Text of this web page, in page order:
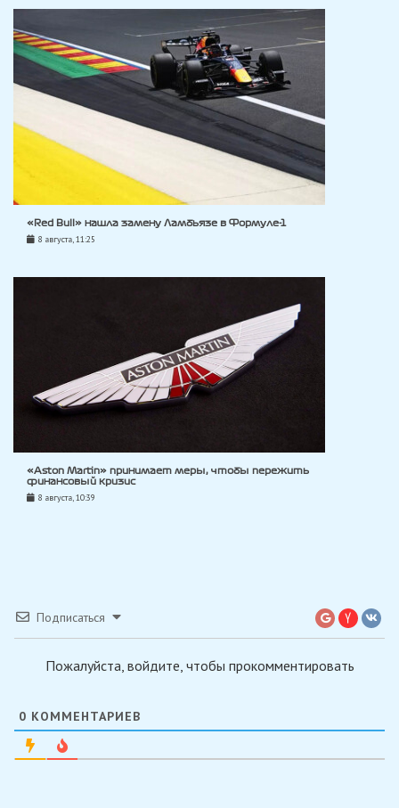
«Red Bull» нашла замену Ламбьязе в Формуле-1
8 августа, 11:25
«Aston Martin» принимает меры, чтобы пережить
финансовый кризис
8 августа, 10:39
Подписаться
Пожалуйста, войдите, чтобы прокомментировать
0 КОММЕНТАРИЕВ